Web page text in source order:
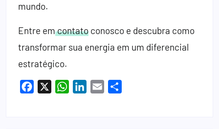
mundo.
Entre emcontato conosco e descubra como
transformar sua energia em um diferencial
estratégico.
Facebook WhatsAppLinkedIn
Email